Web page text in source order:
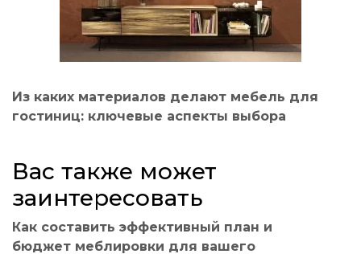
Из каких материалов делают мебель для
гостиниц: ключевые аспекты выбора
Вас также может
заинтересовать
Как составить эффективный план и
бюджет меблировки для вашего